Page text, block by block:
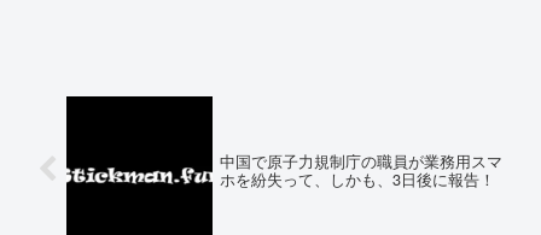
中国で原子力規制庁の職員が業務用スマ
ホを紛失って、しかも、3日後に報告！